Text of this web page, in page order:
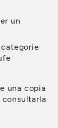
un
una copia